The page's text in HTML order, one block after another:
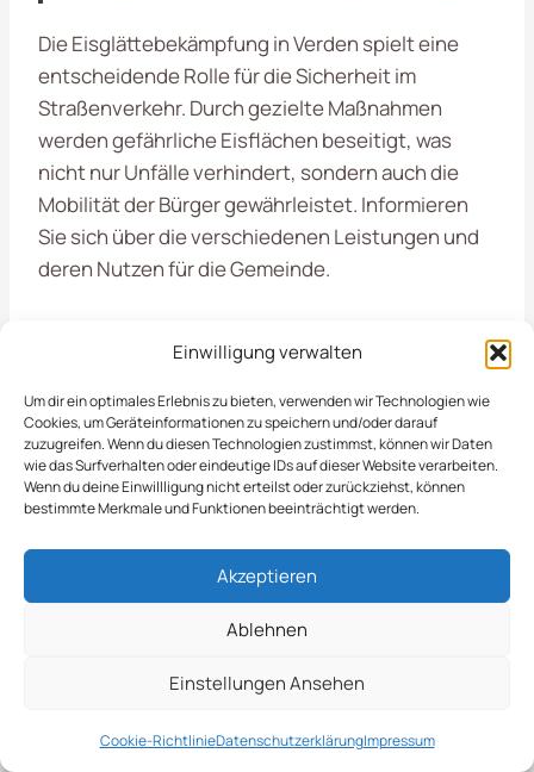
Einwilligung verwalten
Um dir ein optimales Erlebnis zu bieten, verwenden wir Technologien wie
Cookies, um Geräteinformationen zu speichern und/oder darauf
zuzugreifen. Wenn du diesen Technologien zustimmst, können wir Daten
wie das Surfverhalten oder eindeutige IDs auf dieser Website verarbeiten.
Wenn du deine Einwillligung nicht erteilst oder zurückziehst, können
bestimmte Merkmale und Funktionen beeinträchtigt werden.
Akzeptieren
Ablehnen
Einstellungen Ansehen
Cookie-RichtlinieDatenschutzerklärungImpressum
Die Eisglättebekämpfung in Verden spielt eine
entscheidende Rolle für die Sicherheit im
Straßenverkehr. Durch gezielte Maßnahmen
werden gefährliche Eisflächen beseitigt, was
nicht nur Unfälle verhindert, sondern auch die
Mobilität der Bürger gewährleistet. Informieren
Sie sich über die verschiedenen Leistungen und
deren Nutzen für die Gemeinde.
Öffentliche Einrichtungen
Und Private
Grundstückseigentümer
Gehwegen, Parkplätzen und anderen öffentlichen
Flächen zu gewährleisten. Unser engagiertes
Materialien ein, um die Bildung von Glatteis zu
beseitigen. Dies ist besonders wichtig für